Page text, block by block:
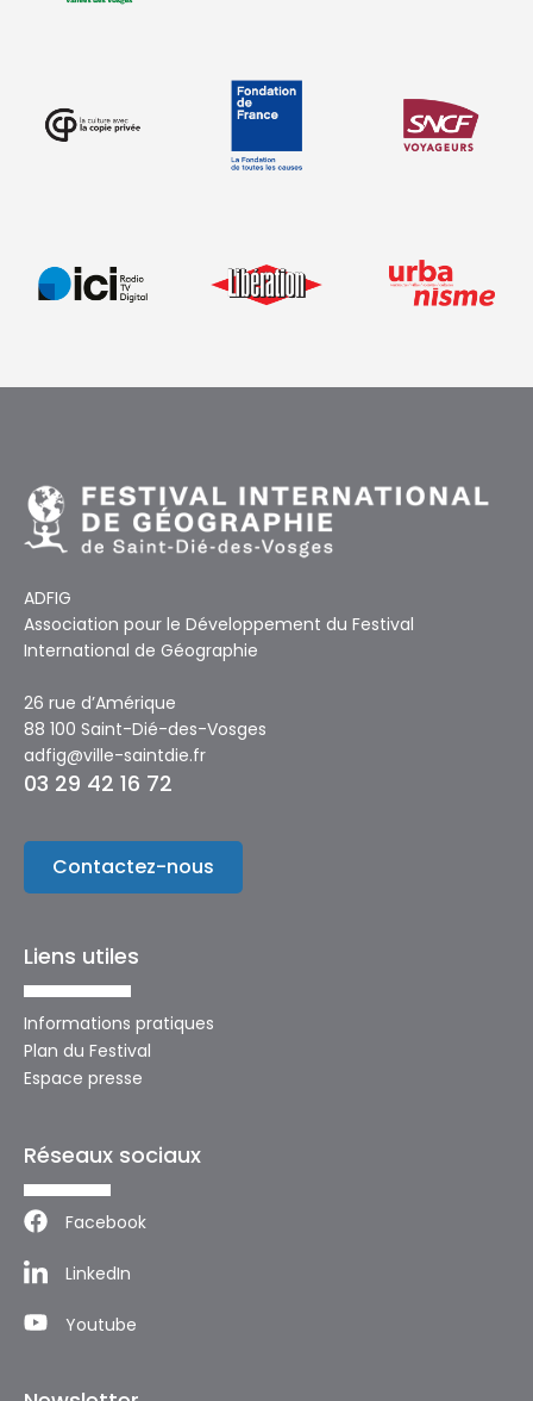
ADFIG
Association pour le Développement du Festival
International de Géographie
26 rue d’Amérique
88 100 Saint-Dié-des-Vosges
adfig@ville-saintdie.fr
03 29 42 16 72
Contactez-nous
Liens utiles
Informations pratiques
Plan du Festival
Espace presse
Réseaux sociaux
Facebook
LinkedIn
Youtube